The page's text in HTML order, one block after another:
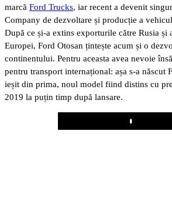
marcă Ford Trucks, iar recent a devenit
Company de dezvoltare și producție a
După ce și-a extins exporturile către Rusia și
Europei, Ford Otosan țintește acum și o
continentului. Pentru aceasta avea nevoie
pentru transport internațional: așa s-a
ieșit din prima, noul model fiind distins cu
2019 la puțin timp după lansare.
Play